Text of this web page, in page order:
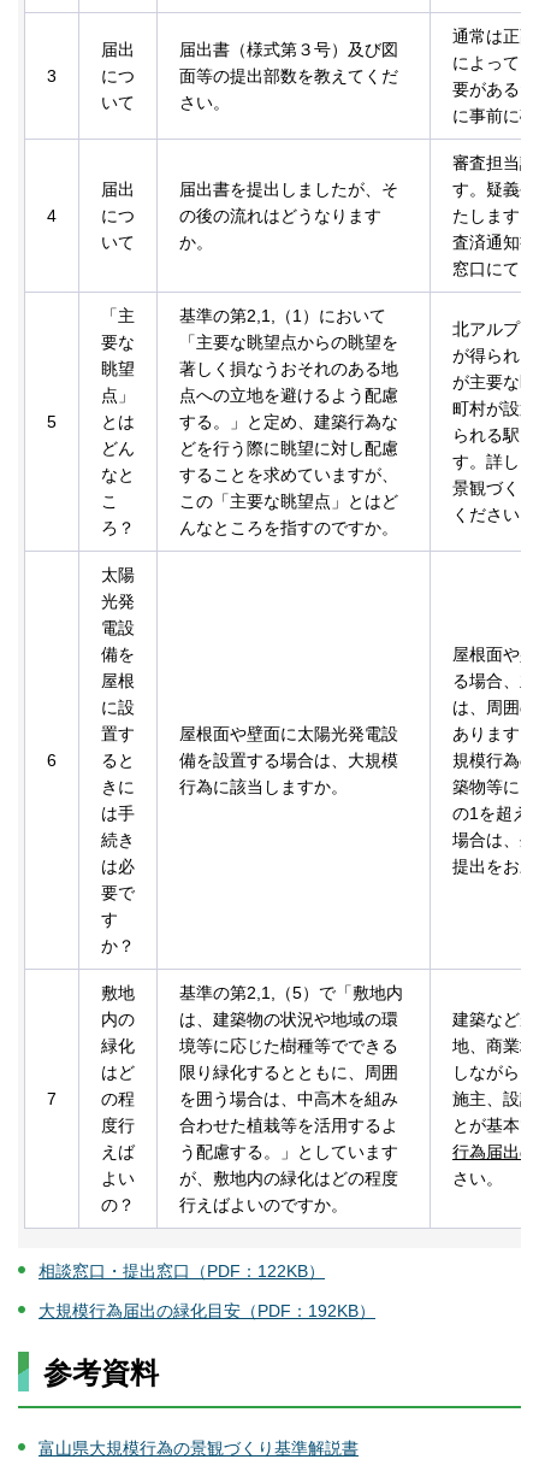
3
届出
につ
いて
届出書（様式第３号）及び図
面等の提出部数を教えてくだ
さい。
通常は正
によって
要がある
に事前に
4
届出
につ
いて
届出書を提出しましたが、そ
の後の流れはどうなります
か。
審査担当
す。疑義
たします
査済通知
窓口にて
5
「主
要な
眺望
点」
とは
どん
なと
こ
ろ？
基準の第2,1,（1）において
「主要な眺望点からの眺望を
著しく損なうおそれのある地
点への立地を避けるよう配慮
する。」と定め、建築行為な
どを行う際に眺望に対し配慮
することを求めていますが、
この「主要な眺望点」とはど
んなところを指すのですか。
北アルプ
が得られ
が主要な
町村が設
られる駅
す。詳し
景観づく
ください。
6
太陽
光発
電設
備を
屋根
に設
置す
ると
きに
は手
続き
は必
要で
す
か？
屋根面や壁面に太陽光発電設
備を設置する場合は、大規模
行為に該当しますか。
屋根面や
る場合、
は、周囲
あります
規模行為
築物等に
の1を超え
場合は、
提出をお
7
敷地
内の
緑化
はど
の程
度行
えば
よい
の？
基準の第2,1,（5）で「敷地内
は、建築物の状況や地域の環
境等に応じた樹種等でできる
限り緑化するとともに、周囲
を囲う場合は、中高木を組み
合わせた植栽等を活用するよ
う配慮する。」としています
が、敷地内の緑化はどの程度
行えばよいのですか。
建築など
地、商業
しながら
施主、設
とが基本
行為届出
さい。
相談窓口・提出窓口（PDF：122KB）
大規模行為届出の緑化目安（PDF：192KB）
参考資料
富山県大規模行為の景観づくり基準解説書